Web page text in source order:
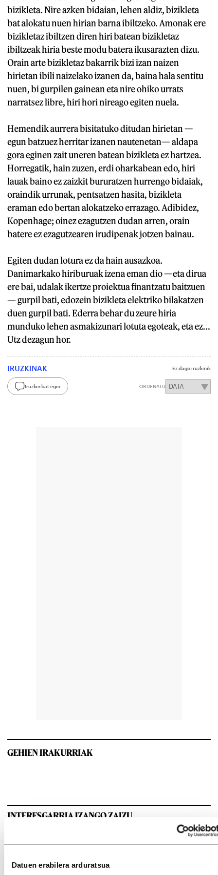
Datuen erabilera arduratsua
bizikleta. Nire azken bidaian, lehen aldiz, bizikleta
bat alokatu nuen hirian barna ibiltzeko. Amonak ere
bizikletaz ibiltzen diren hiri batean bizikletaz
ibiltzeak hiria beste modu batera ikusarazten dizu.
Orain arte bizikletaz bakarrik bizi izan naizen
hirietan ibili naizelako izanen da, baina hala sentitu
nuen, bi gurpilen gainean eta nire ohiko urrats
narratsez libre, hiri hori nireago egiten nuela.
Hemendik aurrera bisitatuko ditudan hirietan —
egun batzuez herritar izanen nautenetan— aldapa
gora eginen zait uneren batean bizikleta ez hartzea.
Horregatik, hain zuzen, erdi oharkabean edo, hiri
lauak baino ez zaizkit bururatzen hurrengo bidaiak,
oraindik urrunak, pentsatzen hasita, bizikleta
eraman edo bertan alokatzeko errazago. Adibidez,
Kopenhage; oinez ezagutzen dudan arren, orain
batere ez ezagutzearen irudipenak jotzen bainau.
Egiten dudan lotura ez da hain ausazkoa.
Danimarkako hiriburuak izena eman dio —eta dirua
ere bai, udalak ikertze proiektua finantzatu baitzuen
— gurpil bati, edozein bizikleta elektriko bilakatzen
duen gurpil bati. Ederra behar du zeure hiria
munduko lehen asmakizunari lotuta egoteak, eta ez...
Utz dezagun hor.
IRUZKINAK Ez dago iruzkinik
Iruzkin bat egin ORDENATU
GEHIEN IRAKURRIAK
INTERESGARRIA IZANGO ZAIZU